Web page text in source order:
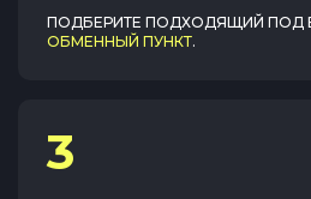
ПОДБЕРИТЕ ПОДХОДЯЩИЙ ПОД
ОБМЕННЫЙ ПУНКТ.
3